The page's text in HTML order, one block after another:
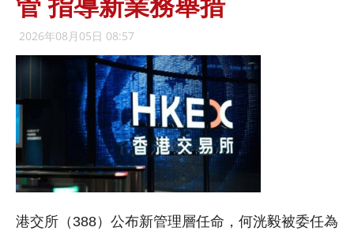
管 指導新業務舉措
2026年08月05日 08:57
港交所（388）公布新管理層任命，何洸毅被委任為